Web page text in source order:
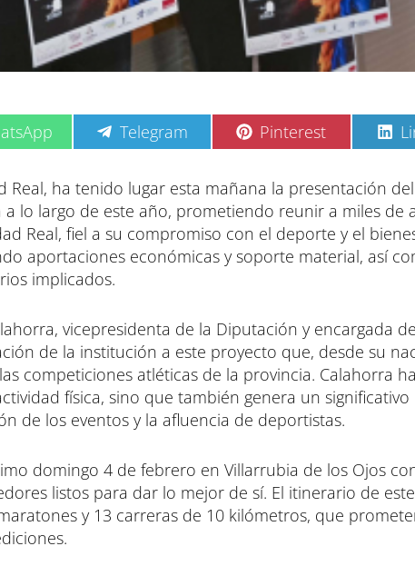
C
o
p
a
r
t
i
r
Telegram C
o
p
a
r
t
i
r
Pinterest C
o
p
a
r
t
i
r
Real, ha tenido lugar esta mañana la presentación
lo largo de este año, prometiendo reunir a miles de
Real, fiel a su compromiso con el deporte y el
aportaciones económicas y soporte material, así
implicados.
vicepresidenta de la Diputación y encargada
de la institución a este proyecto que, desde su
competiciones atléticas de la provincia. Calahorra ha
física, sino que también genera un significativo
de los eventos y la afluencia de deportistas.
domingo 4 de febrero en Villarrubia de los Ojos
listos para dar lo mejor de sí. El itinerario de
y 13 carreras de 10 kilómetros, que